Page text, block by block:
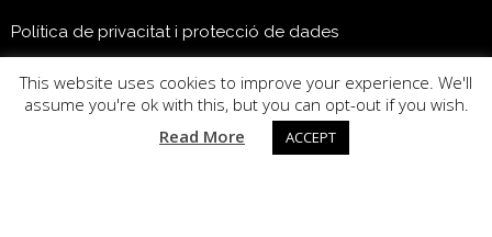
Política de privacitat i protecció de dades
Museu Olímpic i de l’Esport Joan Antoni Samaranch
This website uses cookies to improve your experience. We'll
assume you're ok with this, but you can opt-out if you wish.
Read More
ACCEPT